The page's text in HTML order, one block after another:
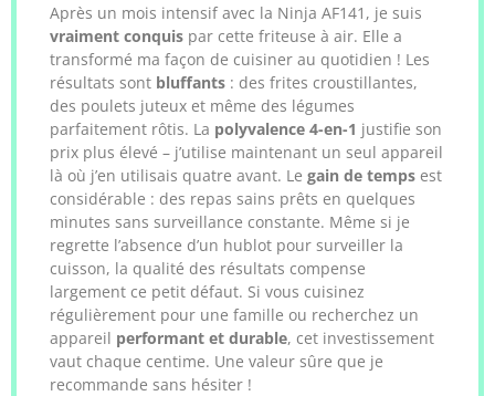
Après un mois intensif avec la Ninja AF141, je suis
vraiment conquis par cette friteuse à air. Elle a
transformé ma façon de cuisiner au quotidien ! Les
résultats sont bluffants : des frites croustillantes,
des poulets juteux et même des légumes
parfaitement rôtis. La polyvalence 4-en-1 justifie son
prix plus élevé – j’utilise maintenant un seul appareil
là où j’en utilisais quatre avant. Le gain de temps est
considérable : des repas sains prêts en quelques
minutes sans surveillance constante. Même si je
regrette l’absence d’un hublot pour surveiller la
cuisson, la qualité des résultats compense
largement ce petit défaut. Si vous cuisinez
régulièrement pour une famille ou recherchez un
appareil performant et durable, cet investissement
vaut chaque centime. Une valeur sûre que je
recommande sans hésiter !